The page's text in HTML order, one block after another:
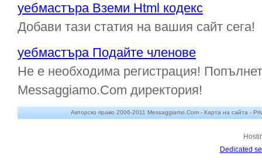
уебмастъра Вземи Html кодекс
Добави тази статия на вашия сайт сега!
уебмастъра Подайте членове
Не е необходима регистрация!
Messaggiamo.Com директория!
Авторско право 2006-2011 Messaggiamo.Com - Карта на сайта -
Dedicated